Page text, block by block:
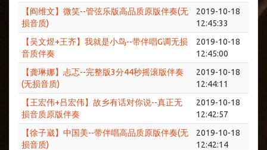
【阎维文】微笑--管弦乐版高品质原版伴奏(无
损音质)
2019-10-18
12:45:33
【吴文煜+王齐】我就是小鸟--带伴唱G调无损
音质伴奏
2019-10-18
12:45:00
【龚琳娜】忐忑--完整版3分44秒摇滚版伴奏
(无损音质)
2019-10-18
12:44:11
【王宏伟+吕宏伟】故乡有话对你说--真正无
损音质原版伴奏
2019-10-18
12:42:57
【徐子崴】中国美--带伴唱高品质原版伴奏(无
损音质)
2019-10-18
12:42:14